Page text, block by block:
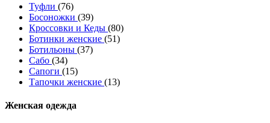
Туфли (76)
Босоножки (39)
Кроссовки и Кеды (80)
Ботинки женские (51)
Ботильоны (37)
Сабо (34)
Сапоги (15)
Тапочки женские (13)
Женская одежда